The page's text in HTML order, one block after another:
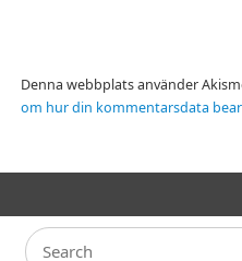
Denna webbplats använder
om hur din kommentarsdata